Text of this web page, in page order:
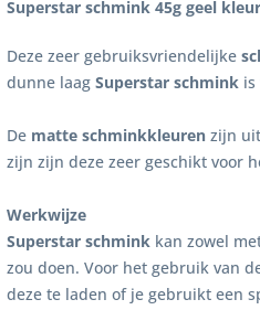
Superstar schmink 45g geel
Deze zeer gebruiksvriendelijke
dunne laag Superstar schmink is
De matte schminkkleuren zijn
zijn zijn deze zeer geschikt voor
Werkwijze
Superstar schmink kan zowel
zou doen. Voor het gebruik van
deze te laden of je gebruikt een